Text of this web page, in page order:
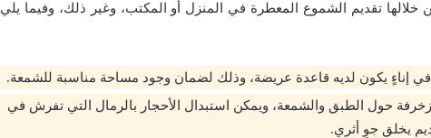
تقديم الشموع المعطرة في المنزل أو المكتب، وغير ذلك، وفيما يلي
إناءٍ يكون لديه قاعدة عريضة، وذلك لضمان وجود مساحة مناسبة للشمعة.
حول الطبق والشمعة، ويمكن استبدال الأحجار بالرمال التي تفرش في
يخلق جوٍ أثري.